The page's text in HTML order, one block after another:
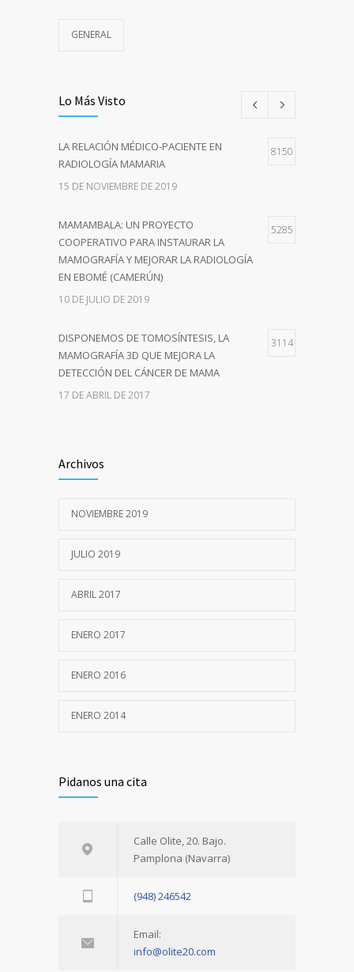
GENERAL
Lo Más Visto
LA RELACIÓN MÉDICO-PACIENTE EN
RADIOLOGÍA MAMARIA
8150
15 DE NOVIEMBRE DE 2019
MAMAMBALA: UN PROYECTO
COOPERATIVO PARA INSTAURAR LA
MAMOGRAFÍA Y MEJORAR LA RADIOLOGÍA
EN EBOMÉ (CAMERÚN)
5285
10 DE JULIO DE 2019
DISPONEMOS DE TOMOSÍNTESIS, LA
MAMOGRAFÍA 3D QUE MEJORA LA
DETECCIÓN DEL CÁNCER DE MAMA
3114
17 DE ABRIL DE 2017
DENSITOMETRÍA
Archivos
NOVIEMBRE 2019
JULIO 2019
ABRIL 2017
ENERO 2017
ENERO 2016
ENERO 2014
Pidanos una cita
Calle Olite, 20. Bajo.
Pamplona (Navarra)
(948) 246542
Email:
info@olite20.com